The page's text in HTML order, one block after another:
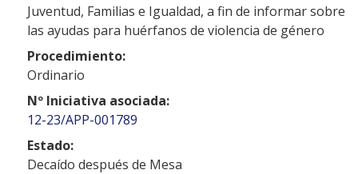
Juventud, Familias e Igualdad, a fin de informar sobre
las ayudas para huérfanos de violencia de género
Procedimiento:
Ordinario
Nº Iniciativa asociada:
12-23/APP-001789
Estado:
Decaído después de Mesa